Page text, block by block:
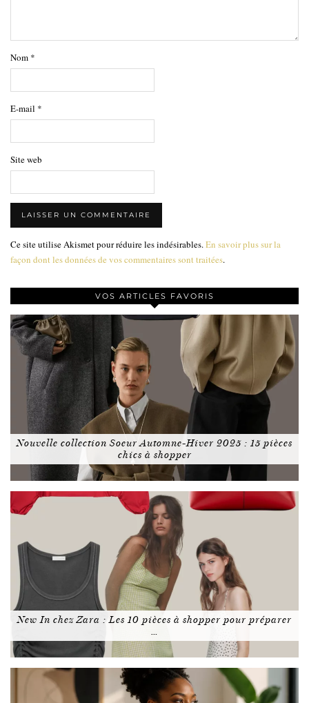
Nom *
E-mail *
Site web
Ce site utilise Akismet pour réduire les indésirables. En savoir plus sur la
façon dont les données de vos commentaires sont traitées.
VOS ARTICLES FAVORIS
Nouvelle collection Soeur Automne-Hiver 2025 : 15 pièces
chics à shopper
New In chez Zara : Les 10 pièces à shopper pour préparer
…